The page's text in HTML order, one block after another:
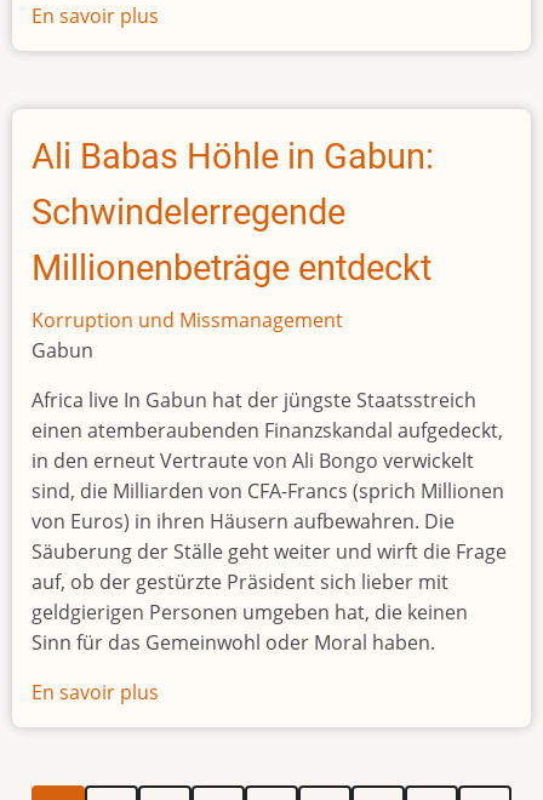
En savoir plus
Palastrevolte
Libreville
Ali Babas Höhle in Gabun:
Schwindelerregende
Millionenbeträge entdeckt
Korruption und Missmanagement
Gabun
Africa live In Gabun hat der jüngste Staatsstreich
einen atemberaubenden Finanzskandal aufgedeckt,
in den erneut Vertraute von Ali Bongo verwickelt
sind, die Milliarden von CFA-Francs (sprich Millionen
von Euros) in ihren Häusern aufbewahren. Die
Säuberung der Ställe geht weiter und wirft die Frage
auf, ob der gestürzte Präsident sich lieber mit
geldgierigen Personen umgeben hat, die keinen
Sinn für das Gemeinwohl oder Moral haben.
En savoir plus
Ali
Höhle